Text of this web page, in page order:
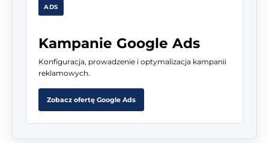
ADS
Kampanie Google Ads
Konfiguracja, prowadzenie i optymalizacja kampanii
reklamowych.
Zobacz ofertę Google Ads